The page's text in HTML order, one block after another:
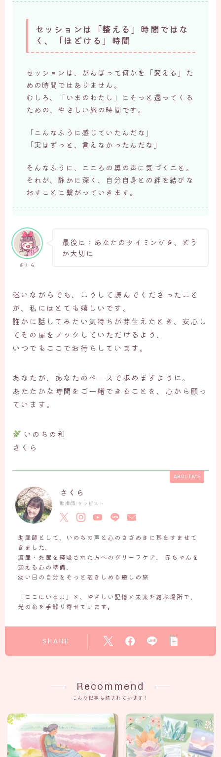
セッションは「整える」時間ではな
く、「ほどける」時間
セッションは、がんばって何かを「変える」た
めの時間ではありません。
むしろ、「いまのわたし」にそっと還ってくる
ための、やさしい旅の時間です。
「こんなふうに感じていたんだな」
「実はずっと、言えなかったんだな」
そんなふうに、こころの奥の声に気づくこと。
それが、静かに深く、自分自身との絆を結びな
おすことに繋がっていきます。
さくら
最後に：あなたのタイミングを、どう
か大切に
迷いながらでも、こうして読んでくださったこと
が、私にはとても嬉しいです。
誰かに話してみたい気持ちが芽生えたとき、安心し
てその扉をノックしていただけるよう、
いつでもここでお待ちしています。
あなたが、あなたのペースで歩めますように。
あたたかな時間をご一緒できることを、心から願っ
ています。
いのちの和
さくら
ABOUT ME
さくら
助産師/セラピスト
助産師として、いのちの声と心のさざめきに耳をすませて
きました。
流産・死産を経験された方へのグリーフケア、 赤ちゃんを
迎える心の準備、
幼い日の自分をそっと抱きしめる癒しの旅
「ここにいるよ」と、やさしい記憶と未来を結ぶ場所で、
光の糸を手繰り寄せています。
SHARE
Recommend
こんな記事も読まれています！